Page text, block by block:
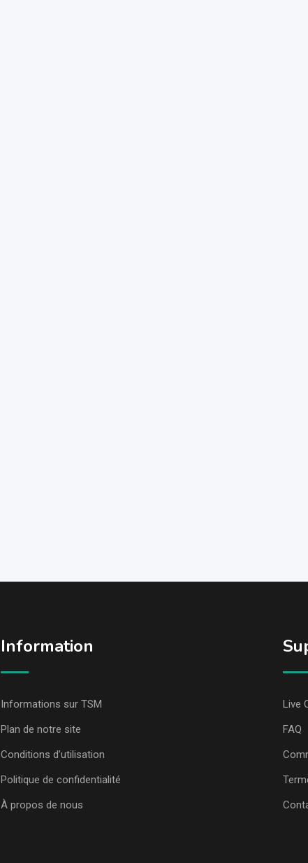
Information
Informations sur TSM
Plan de notre site
Conditions d’utilisation
Politique de confidentialité
À propos de nous
Live
FAQ